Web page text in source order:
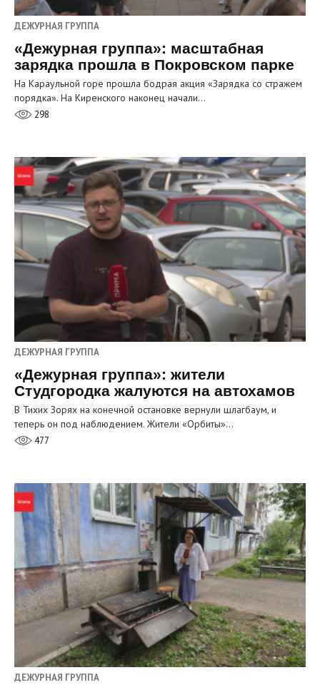
ДЕЖУРНАЯ ГРУППА
«Дежурная группа»: масштабная
зарядка прошла в Покровском парке
На Караульной горе прошла бодрая акция «Зарядка со стражем
порядка». На Киренского наконец начали…
298
ДЕЖУРНАЯ ГРУППА
«Дежурная группа»: жители
Студгородка жалуются на автохамов
В Тихих Зорях на конечной остановке вернули шлагбаум, и
теперь он под наблюдением. Жители «Орбиты»…
477
ДЕЖУРНАЯ ГРУППА